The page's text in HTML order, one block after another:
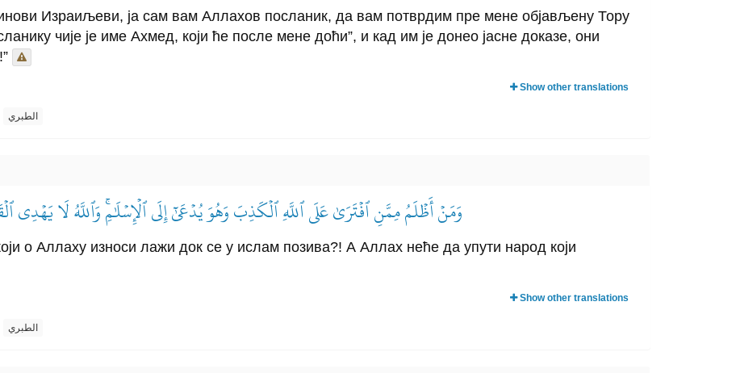
Израиљеви, ја сам вам Аллахов посланик, да вам потврдим пре мене објављену Тору
чије је име Ахмед, који ће после мене доћи”, и кад им је донео јасне доказе, они
Show other translations
الطبري
وَمَنۡ أَظۡلَمُ مِمَّنِ ٱفۡتَرَىٰ عَلَى ٱللَّهِ ٱلۡكَذِبَ وَهُوَ يُدۡعَىٰٓ إِلَى ٱلۡإِسۡلَٰمِۚ وَٱللَّهُ لَا يَهۡدِي
о Аллаху износи лажи док се у ислам позива?! А Аллах неће да упути народ који
Show other translations
الطبري